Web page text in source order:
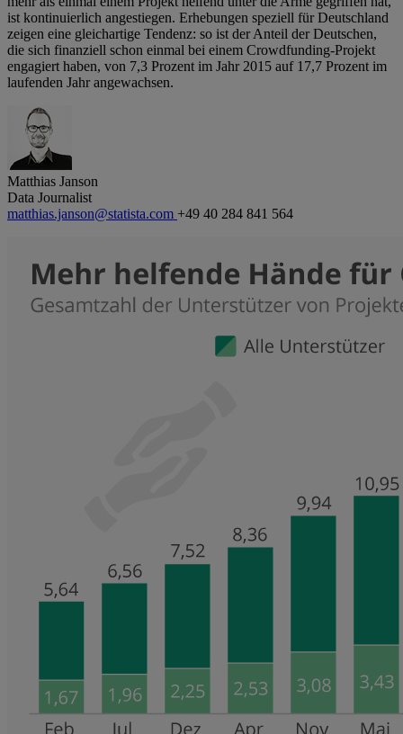
ist kontinuierlich angestiegen. Erhebungen speziell für Deutschland
zeigen eine gleichartige Tendenz: so ist der Anteil der Deutschen,
die sich finanziell schon einmal bei einem Crowdfunding-Projekt
engagiert haben, von 7,3 Prozent im Jahr 2015 auf 17,7 Prozent im
laufenden Jahr angewachsen.
Matthias Janson
Data Journalist
matthias.janson@statista.com +49 40 284 841 564